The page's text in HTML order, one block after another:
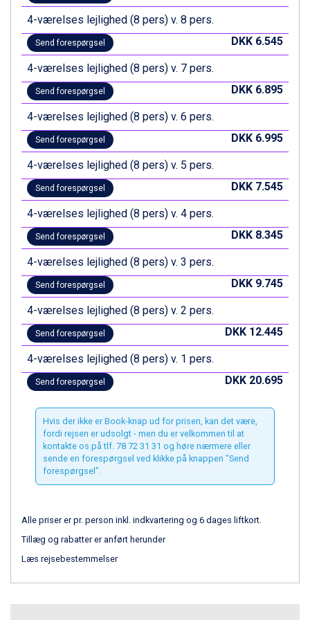
Fieberbrunn fra DKK 6.145
Wagrain fra DKK 4.645
Ischgl fra DKK 7.095
St. Anton fra DKK 7.245
Zell am See fra DKK 4.095
Livigno fra DKK 4.145
Canazei fra DKK 4.745
Ponte di Legno fra DKK 4.745
Bad Gastein fra DKK 4.195
Alleghe fra DKK 5.595
Sauze dOulx fra DKK 4.045
Arabba fra DKK 7.045
La Thuile fra DKK 4.595
Val Thorens fra DKK 5.395
Cervinia fra DKK 5.295
Sölden fra DKK 8.445
Bad Hofgastein fra DKK 5.495
Passo Tonale fra DKK 3.795
Saalbach fra DKK 5.945
Champoluc fra DKK 3.795
Sestriere fra DKK 4.395
Fieberbrunn fra DKK 6.145
Wagrain fra DKK 4.645
Ischgl fra DKK 7.095
St. Anton fra DKK 7.245
Zell am See fra DKK 4.095
Canazei fra DKK 4.745
Ponte di Legno fra DKK 4.745
Bad Gastein fra DKK 4.195
Alleghe fra DKK 5.595
Sauze dOulx fra DKK 4.045
Val Thorens fra DKK 5.395
Cervinia fra DKK 5.295
Sölden fra DKK 8.445
Bad Hofgastein fra DKK 5.495
Passo Tonale fra DKK 3.795
4-værelses lejlighed (8 pers) v. 8 pers.
Send forespørgsel DKK 6.545
4-værelses lejlighed (8 pers) v. 7 pers.
Send forespørgsel DKK 6.895
4-værelses lejlighed (8 pers) v. 6 pers.
Send forespørgsel DKK 6.995
4-værelses lejlighed (8 pers) v. 5 pers.
Send forespørgsel DKK 7.545
4-værelses lejlighed (8 pers) v. 4 pers.
Send forespørgsel DKK 8.345
4-værelses lejlighed (8 pers) v. 3 pers.
Send forespørgsel DKK 9.745
4-værelses lejlighed (8 pers) v. 2 pers.
Send forespørgsel DKK 12.445
4-værelses lejlighed (8 pers) v. 1 pers.
Send forespørgsel DKK 20.695
Hvis der ikke er Book-knap ud for prisen, kan det være,
fordi rejsen er udsolgt - men du er velkommen til at
kontakte os på tlf. 78 72 31 31 og høre nærmere eller
sende en forespørgsel ved klikke på knappen "Send
forespørgsel".
Alle priser er pr. person inkl. indkvartering og 6 dages liftkort.
Tillæg og rabatter er anført herunder
Læs rejsebestemmelser